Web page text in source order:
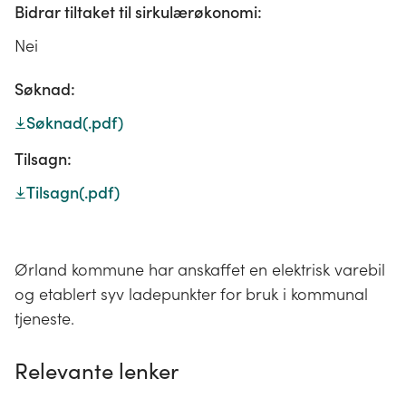
Bidrar tiltaket til sirkulærøkonomi:
Nei
Søknad:
Søknad(.pdf)
Tilsagn:
Tilsagn(.pdf)
Ørland kommune har anskaffet en elektrisk varebil
og etablert syv ladepunkter for bruk i kommunal
tjeneste.
Relevante lenker